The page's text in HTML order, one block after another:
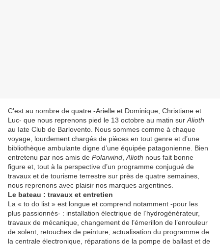
C’est au nombre de quatre -Arielle et Dominique, Christiane et
Luc- que nous reprenons pied le 13 octobre au matin sur Alioth
au Iate Club de Barlovento. Nous sommes comme à chaque
voyage, lourdement chargés de pièces en tout genre et d’une
bibliothèque ambulante digne d’une équipée patagonienne. Bien
entretenu par nos amis de Polarwind Alioth nous fait bonne
figure et, tout à la perspective d’un programme conjugué de
travaux et de tourisme terrestre sur près de quatre semaines,
nous reprenons avec plaisir nos marques argentines.
Le bateau : travaux et entretien
La « to do list » est longue et comprend notamment -pour les
plus passionnés- : installation électrique de l’hydrogénérateur,
travaux de mécanique, changement de l’émerillon de l’enrouleur
de solent, retouches de peinture, actualisation du programme de
la centrale électronique, réparations de la pompe de ballast et de